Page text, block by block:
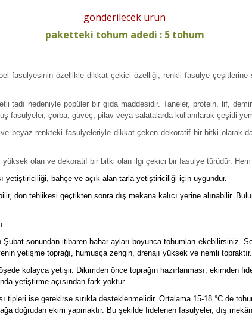
gönderilecek ürün
paketteki tohum adedi : 5 tohum
fasulyesinin özellikle dikkat çekici özelliği, renkli fasulye çeşitlerine
tadı nedeniyle popüler bir gıda maddesidir. Taneler, protein, lif,
fasulyeler, çorba, güveç, pilav veya salatalarda kullanılarak çeşitli
beyaz renkteki fasulyeleriyle dikkat çeken dekoratif bir bitki olarak
olan ve dekoratif bir bitki olan ilgi çekici bir fasulye türüdür.
yetiştiriciliği, bahçe ve açık alan tarla yetiştiriciliği için uygundur.
don tehlikesi geçtikten sonra dış mekana kalıcı yerine alınabilir.
sonundan itibaren bahar ayları boyunca tohumları ekebilirsiniz.
yetişme toprağı, humusça zengin, drenajı yüksek ve nemli topraktır.
kolayca yetişir. Dikimden önce toprağın hazırlanması, ekimden
yetiştirme açısından fark yoktur.
tipleri ise gerekirse sırıkla desteklenmelidir. Ortalama 15-18 °C de
doğrudan ekim yapmaktır. Bu şekilde fidelenen fasulyeler, dış